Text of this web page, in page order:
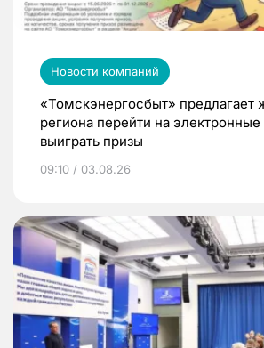
Новости компаний
«Томскэнергосбыт» предлагает
региона перейти на электронные
выиграть призы
09:10 / 03.08.26